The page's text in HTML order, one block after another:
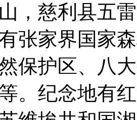
，慈利县五
张家界国家
保护区、八
。纪念地有